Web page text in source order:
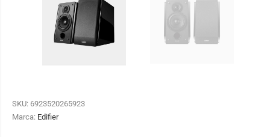
SKU: 6923520265923
Marca: Edifier